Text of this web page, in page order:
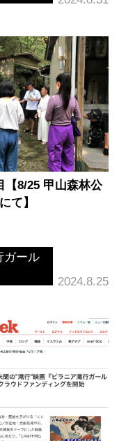
【8/25 甲山森林公
て】
ガール
2024.8.25